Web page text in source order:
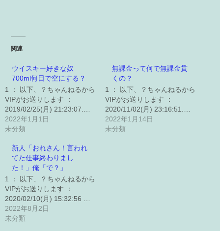
関連
ウイスキー好きな奴
700ml何日で空にする？
1 ： 以下、？ちゃんねるから
VIPがお送りします ：
2019/02/25(月) 21:23:07.…
2022年1月1日
未分類
無課金って何で無課金貫
くの？
1 ： 以下、？ちゃんねるから
VIPがお送りします ：
2020/11/02(月) 23:16:51.…
2022年1月14日
未分類
新人「おれさん！言われ
てた仕事終わりまし
た！」俺「で？」
1 ： 以下、？ちゃんねるから
VIPがお送りします ：
2020/02/10(月) 15:32:56 …
2022年8月2日
未分類